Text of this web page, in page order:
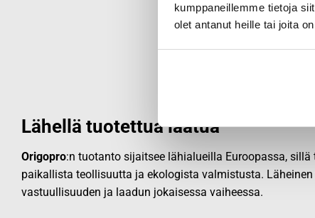
kumppaneillemme tietoja
olet antanut heille tai joita
Lähellä tuotettua laatua
Origopro:n tuotanto sijaitsee lähialueilla Euroopassa, sillä
paikallista teollisuutta ja ekologista valmistusta.
vastuullisuuden ja laadun jokaisessa vaiheessa.